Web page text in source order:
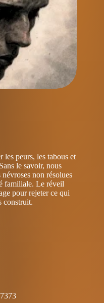
les peurs, les tabous et
le savoir, nous
non résolues
familiale. Le réveil
pour rejeter ce qui
construit.